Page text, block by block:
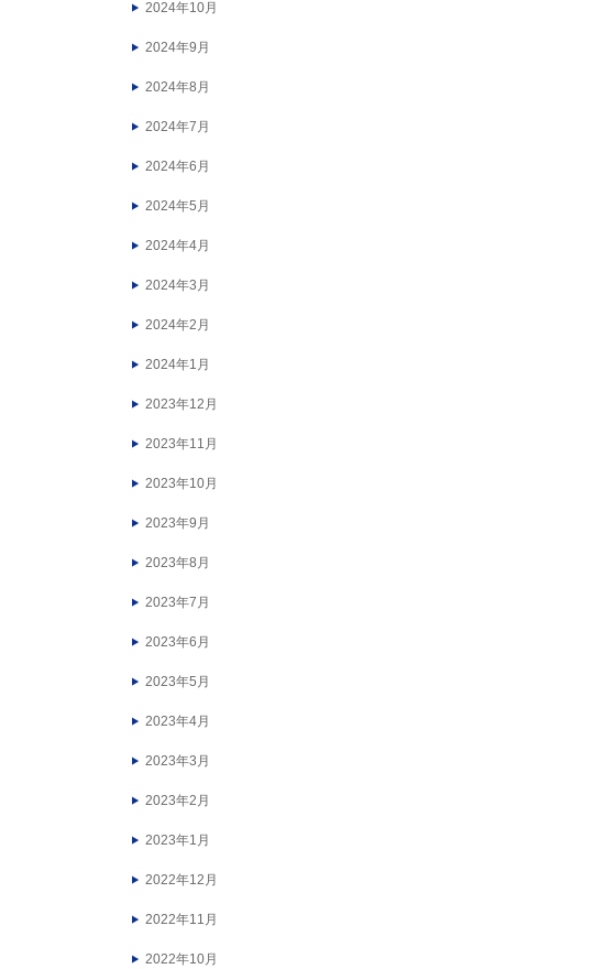
2024年10月
2024年9月
2024年8月
2024年7月
2024年6月
2024年5月
2024年4月
2024年3月
2024年2月
2024年1月
2023年12月
2023年11月
2023年10月
2023年9月
2023年8月
2023年7月
2023年6月
2023年5月
2023年4月
2023年3月
2023年2月
2023年1月
2022年12月
2022年11月
2022年10月